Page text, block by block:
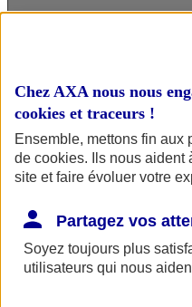
Chez AXA nous nous
cookies et traceurs !
Ensemble, mettons fin aux
de cookies. Ils nous aident
site et faire évoluer votre
Partagez vos
Soyez toujours plus
utilisateurs qui nous